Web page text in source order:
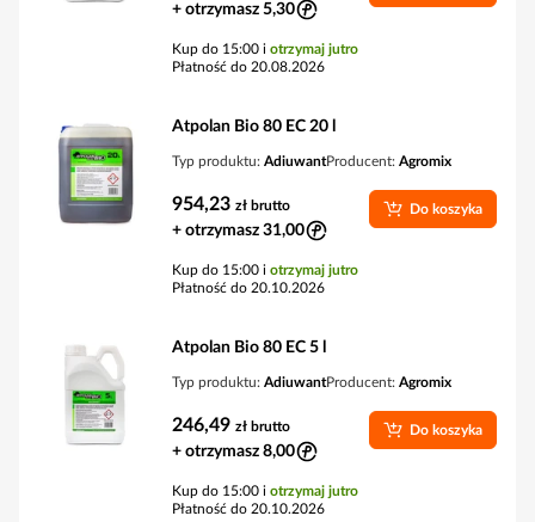
+ otrzymasz 5,30
Kup do 15:00 i otrzymaj jutro
Płatność do 20.08.2026
Atpolan Bio 80 EC 20 l
Typ produktu: AdiuwantProducent: Agromix
954,23 zł brutto
+ otrzymasz 31,00
Do koszyka
Kup do 15:00 i otrzymaj jutro
Płatność do 20.10.2026
Atpolan Bio 80 EC 5 l
Typ produktu: AdiuwantProducent: Agromix
246,49 zł brutto
+ otrzymasz 8,00
Do koszyka
Kup do 15:00 i otrzymaj jutro
Płatność do 20.10.2026